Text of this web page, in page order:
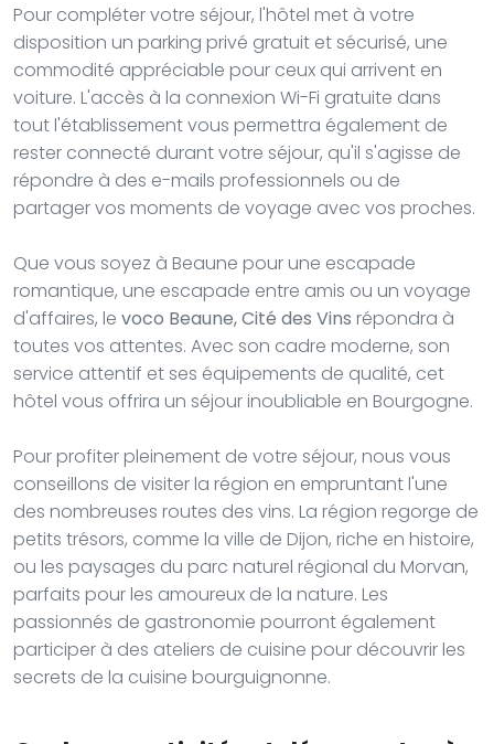
Pour compléter votre séjour, l'hôtel met à votre
disposition un parking privé gratuit et sécurisé, une
commodité appréciable pour ceux qui arrivent en
voiture. L'accès à la connexion Wi-Fi gratuite dans
tout l'établissement vous permettra également de
rester connecté durant votre séjour, qu'il s'agisse de
répondre à des e-mails professionnels ou de
partager vos moments de voyage avec vos proches.
Que vous soyez à Beaune pour une escapade
romantique, une escapade entre amis ou un voyage
d'affaires, le voco Beaune, Cité des Vins répondra à
toutes vos attentes. Avec son cadre moderne, son
service attentif et ses équipements de qualité, cet
hôtel vous offrira un séjour inoubliable en Bourgogne.
Pour profiter pleinement de votre séjour, nous vous
conseillons de visiter la région en empruntant l'une
des nombreuses routes des vins. La région regorge de
petits trésors, comme la ville de Dijon, riche en histoire,
ou les paysages du parc naturel régional du Morvan,
parfaits pour les amoureux de la nature. Les
passionnés de gastronomie pourront également
participer à des ateliers de cuisine pour découvrir les
secrets de la cuisine bourguignonne.